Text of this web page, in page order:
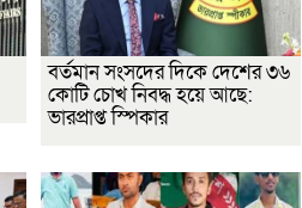
বর্তমান সংসদের দিকে দেশের ৩৬
কোটি চোখ নিবদ্ধ হয়ে আছে:
ভারপ্রাপ্ত স্পিকার